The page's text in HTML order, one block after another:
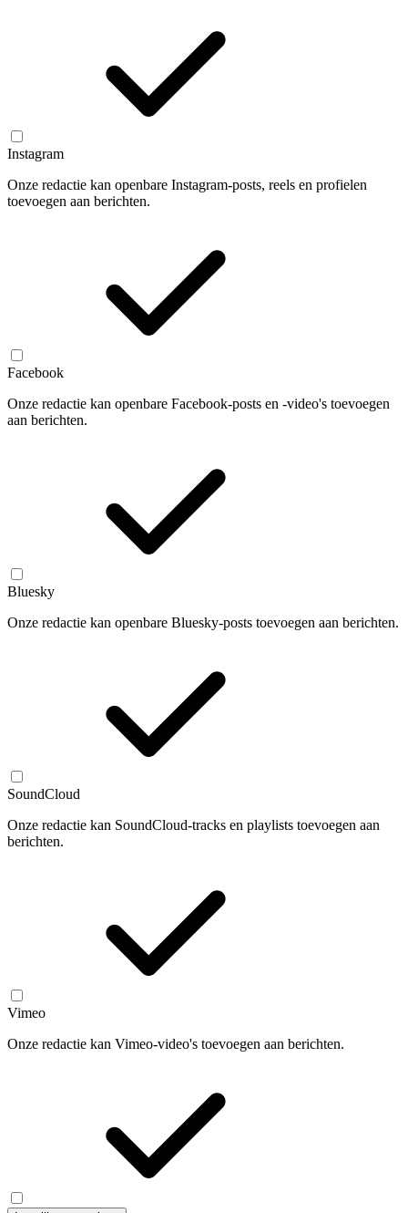
Instagram
Onze redactie kan openbare Instagram-posts, reels en profielen
toevoegen aan berichten.
Facebook
Onze redactie kan openbare Facebook-posts en -video's toevoegen
aan berichten.
Bluesky
Onze redactie kan openbare Bluesky-posts toevoegen aan berichten.
SoundCloud
Onze redactie kan SoundCloud-tracks en playlists toevoegen aan
berichten.
Vimeo
Onze redactie kan Vimeo-video's toevoegen aan berichten.